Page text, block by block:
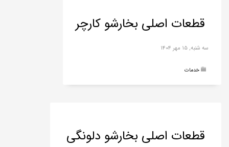
قطعات اصلی بخارشو کارچر
سه شنبه, ۱۵ مهر ۱۴۰۴
خدمات
قطعات اصلی بخارشو دلونگی